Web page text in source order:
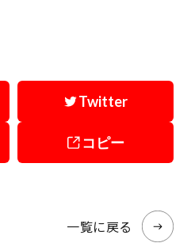
Twitter
コピー
一覧に戻る